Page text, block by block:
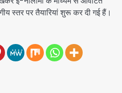
स्तर पर तैयारियां शुरू कर दी गई हैं।